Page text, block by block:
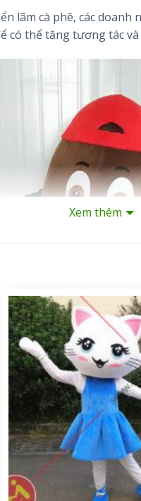
lãm cà phê, các doanh
có thể tăng tương tác
Xem thêm